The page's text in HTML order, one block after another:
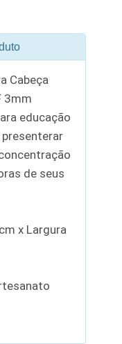
Cabeça
3mm
educação
de seus
x Largura